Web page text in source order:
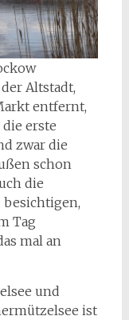
Altstadt,
entfernt,
erste
zwar die
schon
die
Tag
mal an
und
ist